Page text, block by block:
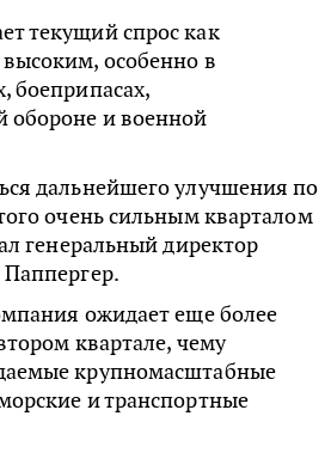
текущий спрос как
особенно в
боеприпасах,
обороне и военной
дальнейшего улучшения по
очень сильным кварталом
генеральный директор
ожидает еще более
квартале, чему
крупномасштабные
и транспортные